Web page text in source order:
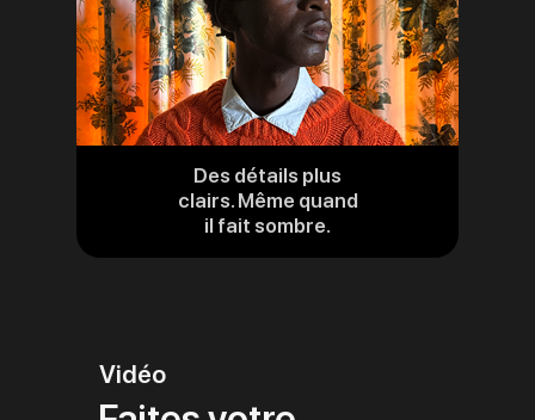
Des détails plus
clairs. Même quand
il fait sombre.
Vidéo